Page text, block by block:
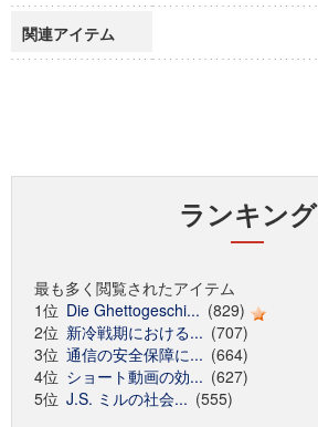
関連アイテム
ランキング
最も多く閲覧されたアイテム
1位 Die Ghettogeschi... (829)
2位 新冷戦期における... (707)
3位 通信の安全保障に... (664)
4位 ショート動画の効... (627)
5位 J.S. ミルの社会... (555)